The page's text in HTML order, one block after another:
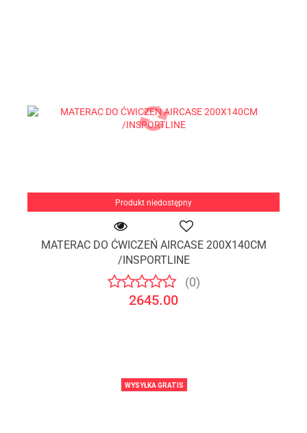
Produkt niedostępny
MATERAC DO ĆWICZEŃ AIRCASE 200X140CM
/INSPORTLINE
(0)
2645.00
WYSYŁKA GRATIS